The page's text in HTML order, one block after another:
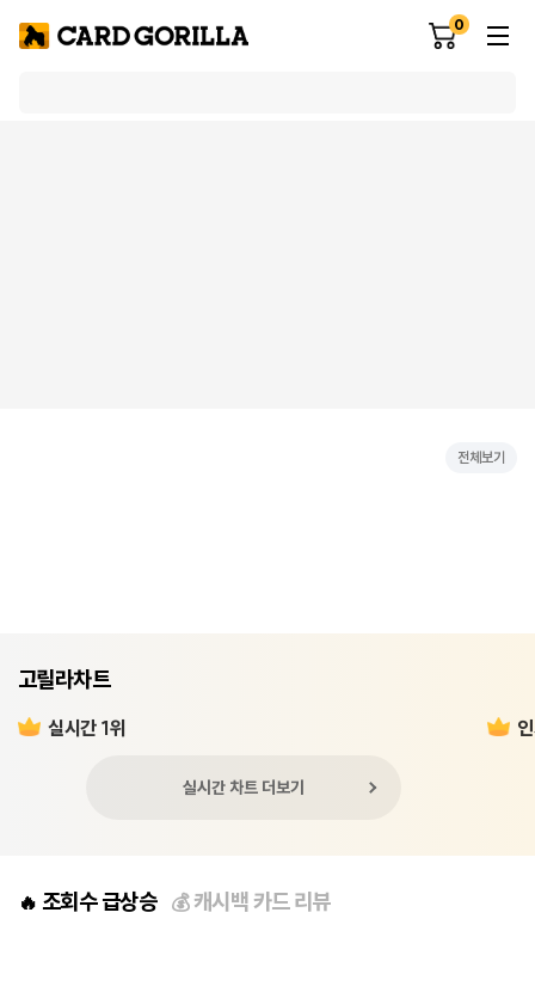
0
전체보기
고릴라차트
실시간 1위
실시간 차트 더보기
🔥 조회수 급상승 💰캐시백 카드 리뷰